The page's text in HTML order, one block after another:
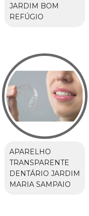
JARDIM BOM
REFÚGIO
APARELHO
TRANSPARENTE
DENTÁRIO JARDIM
MARIA SAMPAIO